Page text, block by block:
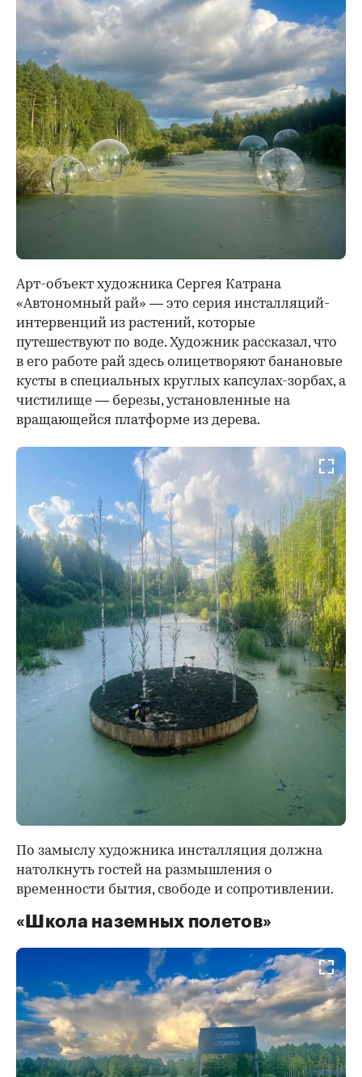
Арт-объект художника Сергея Катрана
«Автономный рай» — это серия инсталляций-
интервенций из растений, которые
путешествуют по воде. Художник рассказал, что
в его работе рай здесь олицетворяют банановые
кусты в специальных круглых капсулах-зорбах, а
чистилище — березы, установленные на
вращающейся платформе из дерева.
По замыслу художника инсталляция должна
натолкнуть гостей на размышления о
временности бытия, свободе и сопротивлении.
«Школа наземных полетов»